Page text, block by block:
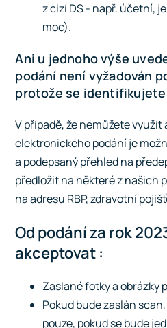
z cizí DS - např. účetní,
moc).
Ani u jednoho výše
podání není vyžadován
protože se
V případě, že nemůžete využít
elektronického podání je
a podepsaný přehled na
předložit na některé z našich
na adresu RBP, zdravotní
Od podání za rok
akceptovat :
Zaslané fotky a obrázky
Pokud bude zaslán
pouze, pokud se bude